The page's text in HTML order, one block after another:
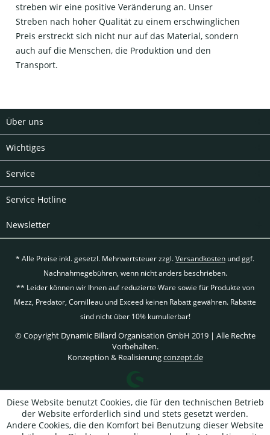
streben wir eine positive Veränderung an. Unser
Streben nach hoher Qualität zu einem erschwinglichen
Preis erstreckt sich nicht nur auf das Material, sondern
auch auf die Menschen, die Produktion und den
Transport.
Über uns
Wichtiges
Service
Service Hotline
Newsletter
* Alle Preise inkl. gesetzl. Mehrwertsteuer zzgl.Versandkosten und ggf.
Nachnahmegebühren, wenn nicht anders beschrieben.
** Leider können wir Ihnen auf reduzierte Ware sowie für Produkte von
Mezz, Predator, Cornilleau und Exceed keinen Rabatt gewähren. Rabatte
sind nicht über 10% kumulierbar!
© Copyright Dynamic Billard Organisation GmbH 2019 | Alle Rechte
Vorbehalten.
Konzeption & Realisierungconzept.de
Diese Website benutzt Cookies, die für den technischen Betrieb
der Website erforderlich sind und stets gesetzt werden.
Andere Cookies, die den Komfort bei Benutzung dieser Website